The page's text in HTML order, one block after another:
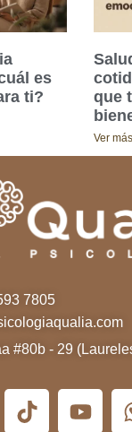
es
ti?
que
Ver
7805
#80b - 29